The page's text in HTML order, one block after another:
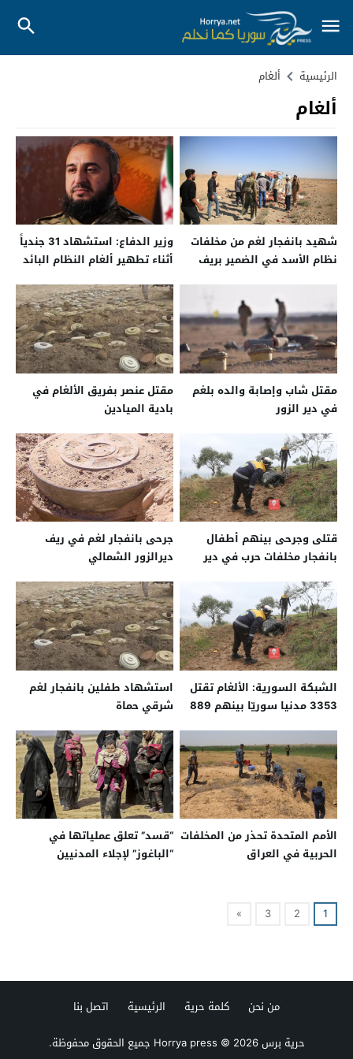
الرئيسية ألغام
ألغام
شهيد بانفجار لغم من مخلفات
نظام الأسد في الضمير بريف
وزير الدفاع: استشهاد 31 جندياً
أثناء تطهير ألغام النظام البائد
مقتل شاب وإصابة والده بلغم
في دير الزور
مقتل عنصر بفريق الألغام في
بادية الميادين
قتلى وجرحى بينهم أطفال
بانفجار مخلفات حرب في دير
جرحى بانفجار لغم في ريف
ديرالزور الشمالي
الشبكة السورية: الألغام تقتل
3353 مدنيا سوريّا بينهم 889
استشهاد طفلين بانفجار لغم
شرقي حماة
الأمم المتحدة تحذر من المخلفات
الحربية في العراق
“قسد” تعلق عملياتها في
“الباغوز” لإجلاء المدنيين
1
2
3
»
من نحن كلمة حرية الرئيسية
اتصل بنا
حرية برس Horrya press© 2026 جميع الحقوق محفوظة.